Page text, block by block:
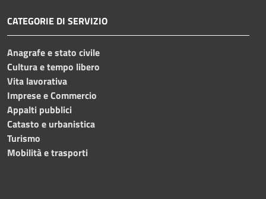
CATEGORIE DI SERVIZIO
Anagrafe e stato civile
Cultura e tempo libero
Vita lavorativa
Imprese e Commercio
Appalti pubblici
Catasto e urbanistica
Turismo
Mobilità e trasporti